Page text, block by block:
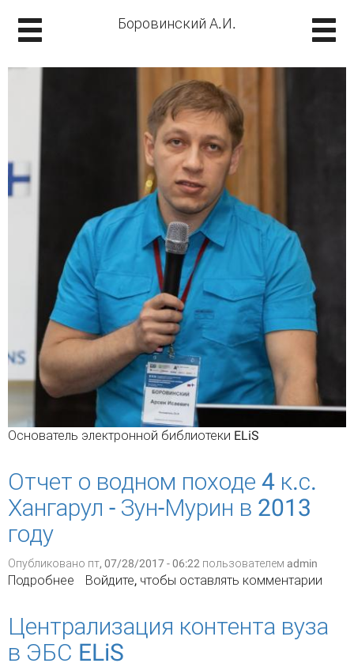
Боровинский А.И.
Основатель электронной библиотеки ELiS​
Отчет о водном походе 4 к.с.
Хангарул - Зун-Мурин в 2013
году
Опубликовано пт, 07/28/2017 - 06:22 пользователем admin
Подробнее о Отчет о водном походе 4 к.с. Хангарул - Зун-
Войдите, чтобы оставлять комментарии
Централизация контента вуза
в ЭБС ELiS